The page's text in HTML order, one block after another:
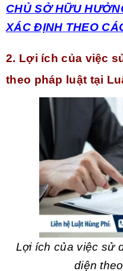
CHỦ SỞ HỮU
XÁC ĐỊNH THEO
2. Lợi ích của việc
theo pháp luật tại
Lợi ích của việc sử
diện